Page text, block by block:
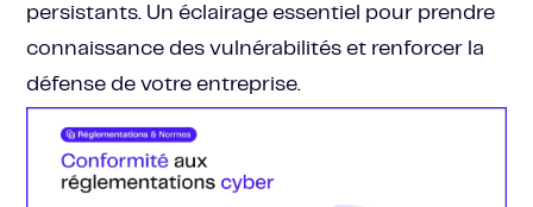
persistants. Un éclairage essentiel pour prendre
connaissance des vulnérabilités et renforcer la
défense de votre entreprise.